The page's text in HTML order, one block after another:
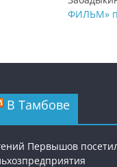
ФИЛЬМ»
В Тамбове
Первышов